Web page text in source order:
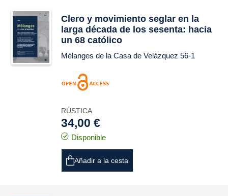
Clero y movimiento seglar en la
larga década de los sesenta: hacia
un 68 católico
Mélanges de la Casa de Velázquez 56-1
RÚSTICA
34,00 €
Disponible
Añadir a la cesta